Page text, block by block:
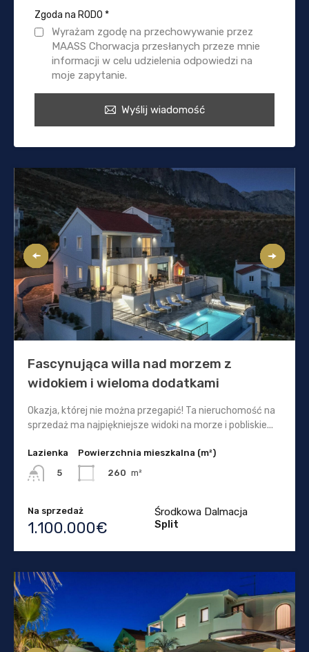
Zgoda na RODO *
Wyrażam zgodę na przechowywanie przez
MAASS Chorwacja przesłanych przeze mnie
informacji w celu udzielenia odpowiedzi na
moje zapytanie.
Wyślij wiadomość
Fascynująca willa nad morzem z
widokiem i wieloma dodatkami
Okazja, której nie można przegapić! Ta nieruchomość na
sprzedaż ma najpiękniejsze widoki na morze i pobliskie...
Lazienka
5
Powierzchnia mieszkalna (m²)
260 m²
Na sprzedaż
1.100.000€
Środkowa Dalmacja
Split